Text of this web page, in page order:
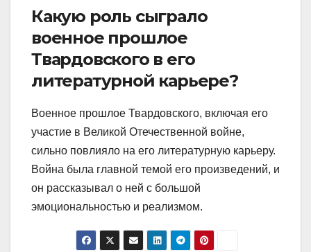
Какую роль сыграло
военное прошлое
Твардовского в его
литературной карьере?
Военное прошлое Твардовского, включая его
участие в Великой Отечественной войне,
сильно повлияло на его литературную карьеру.
Война была главной темой его произведений, и
он рассказывал о ней с большой
эмоциональностью и реализмом.